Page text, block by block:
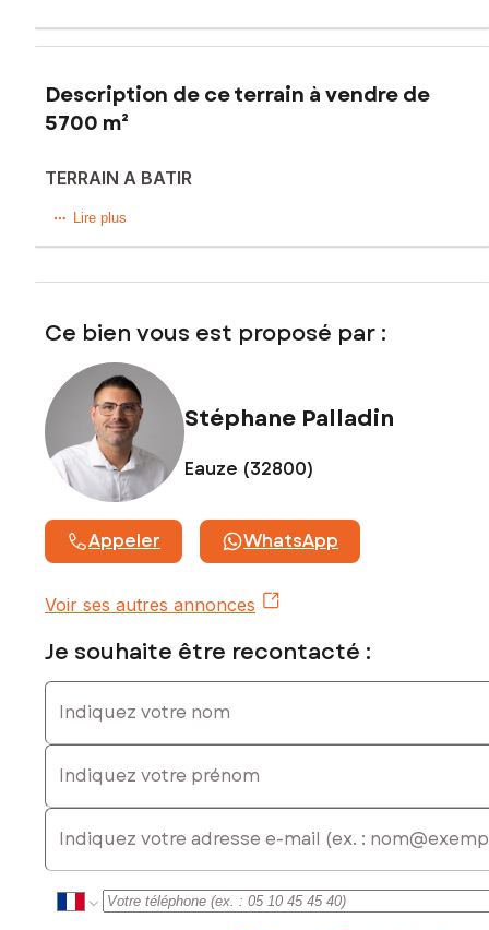
Description de ce terrain à vendre de
5700 m²
TERRAIN A BATIR
TERRAIN A BATIR A BORNER D'ENVIRON 5000 m2
exposé sont disponibles sur le site Géorisques :
Prix de vente honoraires d'agence inclus : 25 000 €
Prix de vente hors honoraires d'agence : 21 000 €
Honoraires : 19,05 % TTC de la valeur du bien hors
honoraires
Contactez votre conseiller SAFTI : Stéphane PALLADIN, Tél.
: 06 74 48 18 45, E-mail : stephane.palladin@safti.fr - EI -
Agent commercial immatriculé au RSAC de AUCH sous le
numéro 834 762 429
Lire plus
Ce bien vous est proposé par :
Stéphane Palladin
Eauze (32800)
Appeler WhatsApp
Voir ses autres annonces
Je souhaite être recontacté :
Indiquez votre nom
Indiquez votre prénom
E-mail